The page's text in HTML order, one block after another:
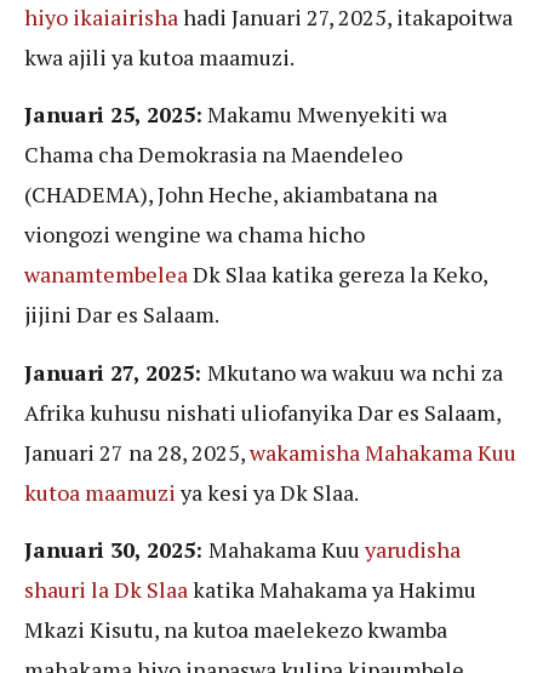
hiyo ikaiairisha hadi Januari 27, 2025, itakapoitwa
kwa ajili ya kutoa maamuzi.
Januari 25, 2025: Makamu Mwenyekiti wa
Chama cha Demokrasia na Maendeleo
(CHADEMA), John Heche, akiambatana na
viongozi wengine wa chama hicho
wanamtembeleaDk Slaa katika gereza la Keko,
jijini Dar es Salaam.
Januari 27, 2025: Mkutano wa wakuu wa nchi za
Afrika kuhusu nishati uliofanyika Dar es Salaam,
Januari 27 na 28, 2025,wakamisha Mahakama Kuu
kutoa maamuzi ya kesi ya Dk Slaa.
Januari 30, 2025: Mahakama Kuuyarudisha
shauri la Dk Slaakatika Mahakama ya Hakimu
Mkazi Kisutu, na kutoa maelekezo kwamba